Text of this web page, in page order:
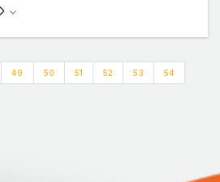
49 50 51 52 53 54